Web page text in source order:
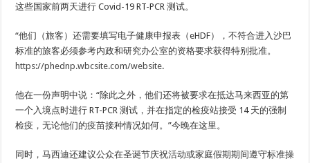
这些国家前两天进行 Covid-19 RT-PCR 测试。
“他们（旅客）还需要填写电子健康申报表（eHDF），不符合进入沙巴
标准的旅客必须参考内政和研究办公室的资格要求获得特别批准。
https://phednp.wbcsite.com/website.
他在一份声明中说：“除此之外，他们还将被要求在抵达马来西亚的第
一个入境点时进行 RT-PCR 测试，并在指定的检疫站接受 14 天的强制
检疫，无论他们的疫苗接种情况如何。”今晚在这里。
同时，马西迪还建议公众在圣诞节庆祝活动或家庭假期期间遵守标准操